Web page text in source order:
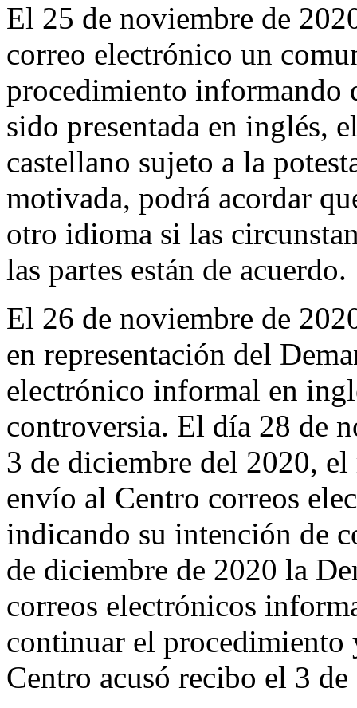
El 25 de noviembre de
correo electrónico un
procedimiento informando
sido presentada en inglés,
castellano sujeto a la
motivada, podrá acordar
otro idioma si las
las partes están de acuerdo.
El 26 de noviembre de
en representación del
electrónico informal en
controversia. El día 28 de
3 de diciembre del 2020, el
envío al Centro correos
indicando su intención de
de diciembre de 2020 la
correos electrónicos
continuar el procedimiento
Centro acusó recibo el 3